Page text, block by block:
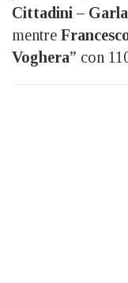
Cittadini –
mentre
Voghera” con